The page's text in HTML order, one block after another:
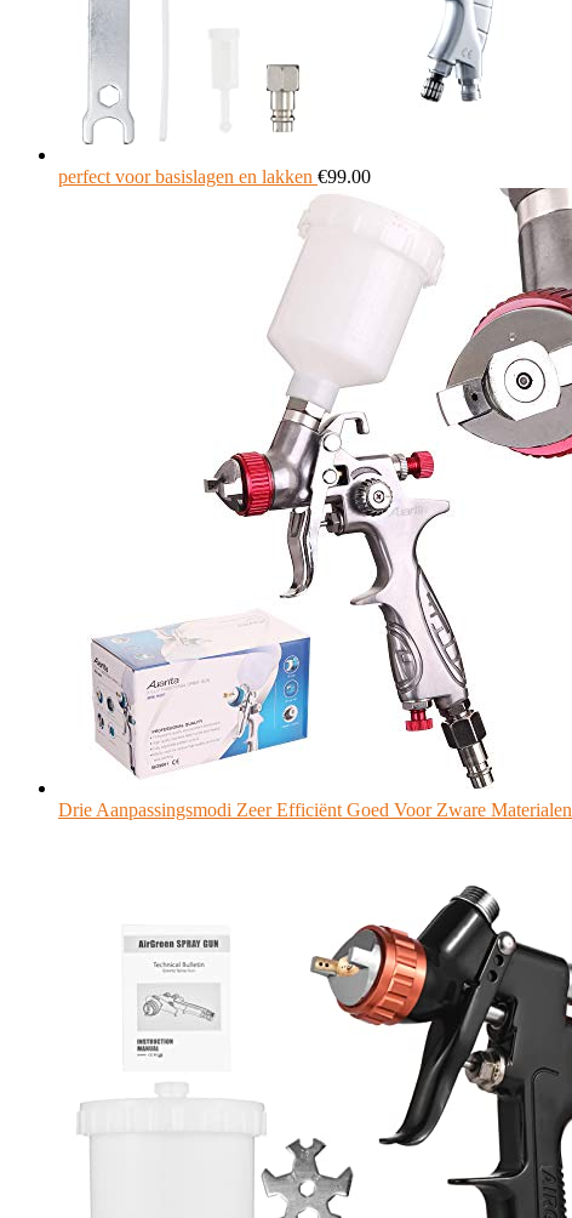
perfect voor basislagen en lakken €99.00
Drie Aanpassingsmodi Zeer Efficiënt Goed Voor Zware Materialen